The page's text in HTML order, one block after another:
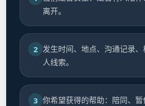
离开。
2 发生时间、地点、沟通记录
人线索。
3 你希望获得的帮助：陪同、